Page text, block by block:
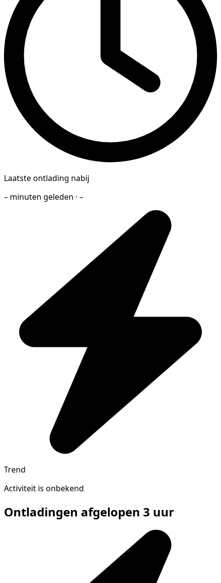
Laatste ontlading nabij
– minuten geleden · –
Trend
Activiteit is onbekend
Ontladingen afgelopen 3 uur